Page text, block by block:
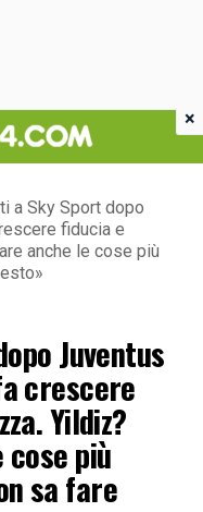
a Sky Sport dopo
fiducia e
anche le cose più
Juventus
crescere
Yildiz?
più
sa fare
×